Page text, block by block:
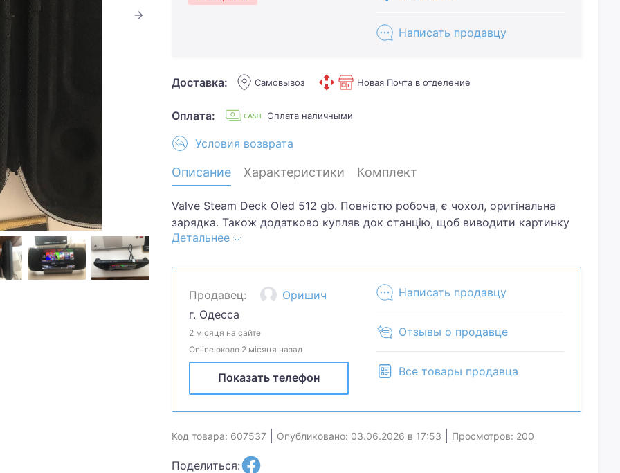
Написать продавцу
Доставка: Самовывоз Новая Почта в отделение
Оплата: Оплата наличными
Условия возврата
Описание Характеристики Комплект
Valve Steam Deck Oled 512 gb. Повністю робоча, є чохол, оригінальна
зарядка. Також додатково купляв док станцію, щоб виводити картинку
на телевізор. Все працює чітко, без нарікань. Купляв пів року тому, але
особисті
Детальнее
Продавец:
Оришич
г. Одесса
2 місяця на сайте
Online около 2 місяця назад
Показать телефон
Написать продавцу
Отзывы о продавце
Все товары продавца
Код товара: 607537 Опубликовано: 03.06.2026 в 17:53 Просмотров: 200
Поделиться: